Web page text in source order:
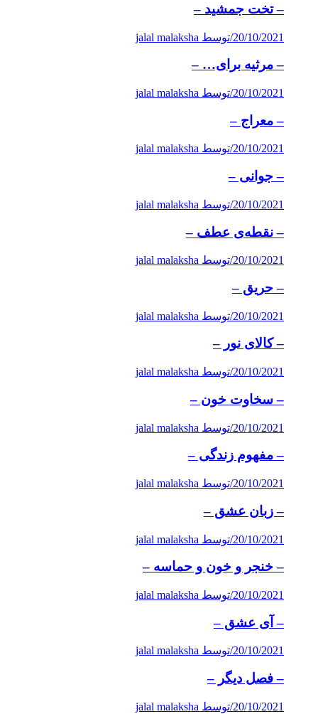
– تخت جمشید –
20/10/2021
/توسط jalal malaksha
– مرثیه برای… –
20/10/2021
/توسط jalal malaksha
– معراج –
20/10/2021
/توسط jalal malaksha
– جوانی –
20/10/2021
/توسط jalal malaksha
– نقطه‌ی عطف –
20/10/2021
/توسط jalal malaksha
– حریق –
20/10/2021
/توسط jalal malaksha
– كالای نور –
20/10/2021
/توسط jalal malaksha
– سخاوت خون –
20/10/2021
/توسط jalal malaksha
– مفهوم زندگی –
20/10/2021
/توسط jalal malaksha
– زبان عشق –
20/10/2021
/توسط jalal malaksha
– خنجر و خون و حماسه –
20/10/2021
/توسط jalal malaksha
– آی عشق –
20/10/2021
/توسط jalal malaksha
– فصل دیگر –
20/10/2021
/توسط jalal malaksha